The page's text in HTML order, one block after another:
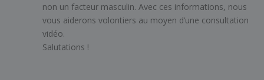
non un facteur masculin. Avec ces informations, nous
vous aiderons volontiers au moyen d’une consultation
vidéo.
Salutations !